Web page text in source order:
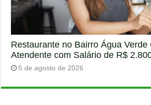
Restaurante no Bairro Água Verde
Atendente com Salário de R$
5 de agosto de 2026